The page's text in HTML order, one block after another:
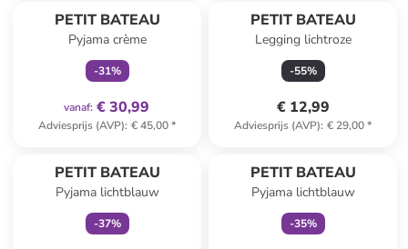
PETIT BATEAU
Pyjama crème
-31%
vanaf: € 30,99
Adviesprijs (AVP): € 45,00*
PETIT BATEAU
Legging lichtroze
-55%
€ 12,99
Adviesprijs (AVP): € 29,00*
PETIT BATEAU
Pyjama lichtblauw
-37%
PETIT BATEAU
Pyjama lichtblauw
-35%